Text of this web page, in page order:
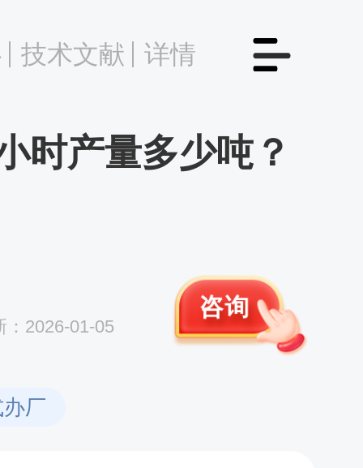
技术文献 详情
时产量多少吨？
：2026-01-05
咨询
厂